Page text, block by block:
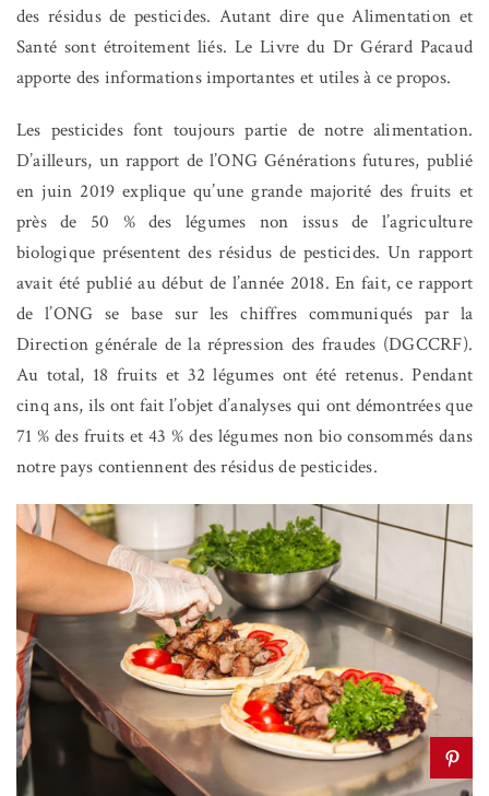
des résidus de pesticides. Autant dire que Alimentation et
Santé sont étroitement liés. Le Livre du Dr Gérard Pacaud
apporte des informations importantes et utiles à ce propos.
Les pesticides font toujours partie de notre alimentation.
D’ailleurs, un rapport de l’ONG Générations futures, publié
en juin 2019 explique qu’une grande majorité des fruits et
près de 50 % des légumes non issus de l’agriculture
biologique présentent des résidus de pesticides. Un rapport
avait été publié au début de l’année 2018. En fait, ce rapport
de l’ONG se base sur les chiffres communiqués par la
Direction générale de la répression des fraudes (DGCCRF).
Au total, 18 fruits et 32 légumes ont été retenus. Pendant
cinq ans, ils ont fait l’objet d’analyses qui ont démontrées que
71 % des fruits et 43 % des légumes non bio consommés dans
notre pays contiennent des résidus de pesticides.